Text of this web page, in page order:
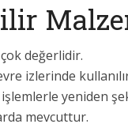
değerlidir.
izlerinde
yeniden
mevcuttur.